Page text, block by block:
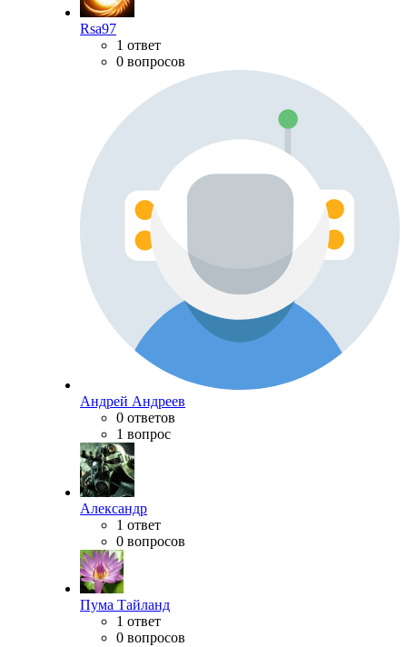
Rsa97
1 ответ
0 вопросов
Андрей Андреев
0 ответов
1 вопрос
Александр
1 ответ
0 вопросов
Пума Тайланд
1 ответ
0 вопросов